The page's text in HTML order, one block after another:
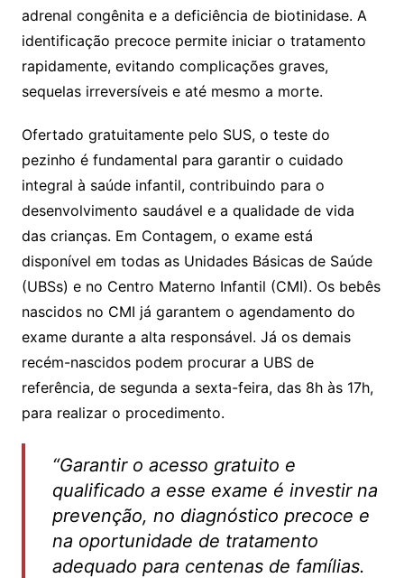
adrenal congênita e a deficiência de biotinidase. A
identificação precoce permite iniciar o tratamento
rapidamente, evitando complicações graves,
sequelas irreversíveis e até mesmo a morte.
Ofertado gratuitamente pelo SUS, o teste do
pezinho é fundamental para garantir o cuidado
integral à saúde infantil, contribuindo para o
desenvolvimento saudável e a qualidade de vida
das crianças. Em Contagem, o exame está
disponível em todas as Unidades Básicas de Saúde
(UBSs) e no Centro Materno Infantil (CMI). Os bebês
nascidos no CMI já garantem o agendamento do
exame durante a alta responsável. Já os demais
recém-nascidos podem procurar a UBS de
referência, de segunda a sexta-feira, das 8h às 17h,
para realizar o procedimento.
“Garantir o acesso gratuito e
qualificado a esse exame é investir na
prevenção, no diagnóstico precoce e
na oportunidade de tratamento
adequado para centenas de famílias.